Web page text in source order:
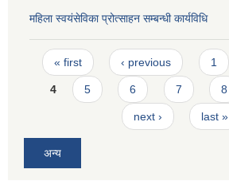
महिला स्वयंसेविका प्रोत्साहन सम्बन्धी कार्यविधि
Pages
« first ‹ previous 1
4 5 6 7 8
next › last »
अन्य